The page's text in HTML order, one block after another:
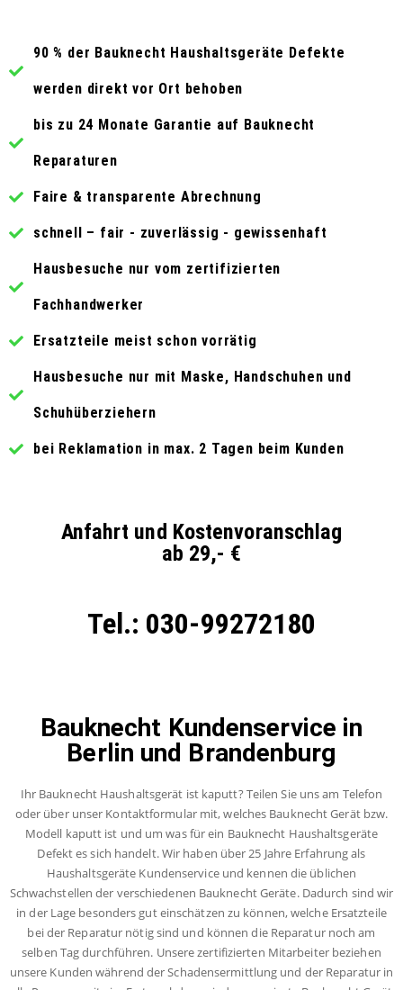
90 % der Bauknecht Haushaltsgeräte Defekte
werden direkt vor Ort behoben
bis zu 24 Monate Garantie auf Bauknecht
Reparaturen
Faire & transparente Abrechnung
schnell – fair - zuverlässig - gewissenhaft
Hausbesuche nur vom zertifizierten
Fachhandwerker
Ersatzteile meist schon vorrätig
Hausbesuche nur mit Maske, Handschuhen und
Schuhüberziehern
bei Reklamation in max. 2 Tagen beim Kunden
Anfahrt und Kostenvoranschlag
ab 29,- €
Tel.: 030-99272180
Bauknecht Kundenservice in
Berlin und Brandenburg
Ihr Bauknecht Haushaltsgerät ist kaputt? Teilen Sie uns am Telefon
oder über unser Kontaktformular mit, welches Bauknecht Gerät bzw.
Modell kaputt ist und um was für ein Bauknecht Haushaltsgeräte
Defekt es sich handelt. Wir haben über 25 Jahre Erfahrung als
Haushaltsgeräte Kundenservice und kennen die üblichen
Schwachstellen der verschiedenen Bauknecht Geräte. Dadurch sind wir
in der Lage besonders gut einschätzen zu können, welche Ersatzteile
bei der Reparatur nötig sind und können die Reparatur noch am
selben Tag durchführen. Unsere zertifizierten Mitarbeiter beziehen
unsere Kunden während der Schadensermittlung und der Reparatur in